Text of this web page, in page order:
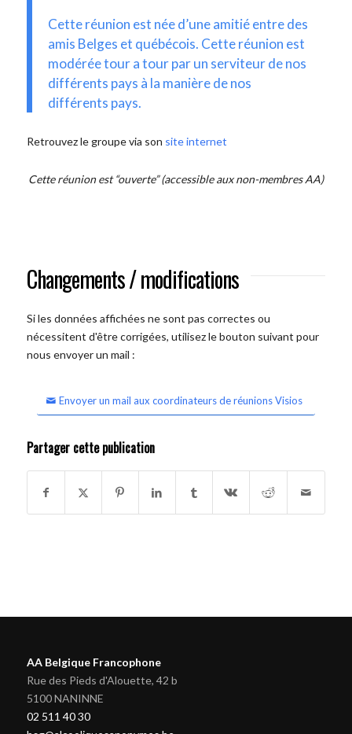
Cette réunion est née d’une amitié entre des
amis Belges et québécois. Cette réunion est
modérée tour a tour par un serviteur de nos
différents pays à la manière de nos
différents pays.
Retrouvez le groupe via son site internet
Cette réunion est “ouverte” (accessible aux non-membres AA)
Changements / modifications
Si les données affichées ne sont pas correctes ou
nécessitent d'être corrigées, utilisez le bouton suivant pour
nous envoyer un mail :
Envoyer un mail aux coordinateurs de réunions Visios
Partager cette publication
AA Belgique Francophone
Rue des Pieds d'Alouette, 42 b
5100 NANINNE
02 511 40 30